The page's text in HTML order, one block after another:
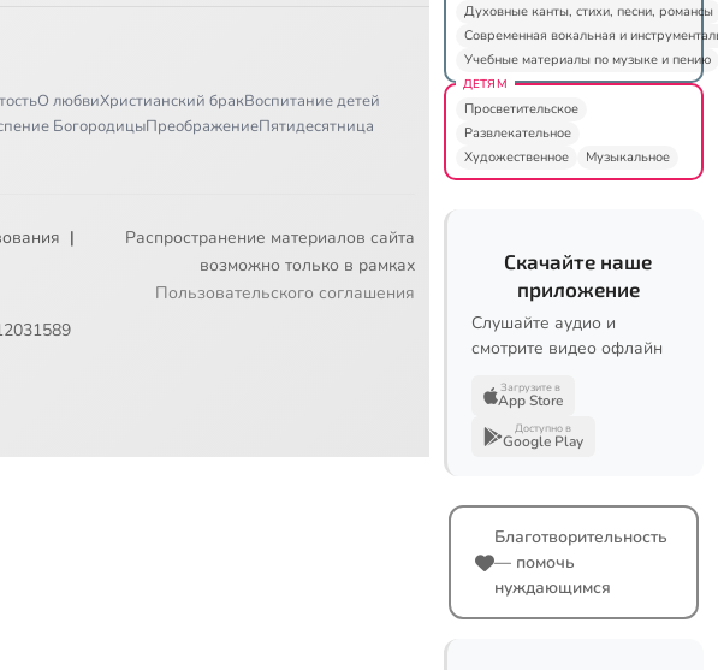
О любвиХристианский бракВоспитание детей
БогородицыПреображениеПятидесятница
|
Распространение материалов сайта
возможно только в рамках
Пользовательского соглашения
Духовные канты, стихи, песни, романсы
Современная вокальная и
Учебные материалы по музыке и пению
ДЕТЯМ
Просветительское
Развлекательное
Художественное
Музыкальное
Скачайте наше
приложение
Слушайте аудио и
смотрите видео офлайн
Загрузите в
App Store
Доступно в
Google Play
Благотворительность
— помочь
нуждающимся